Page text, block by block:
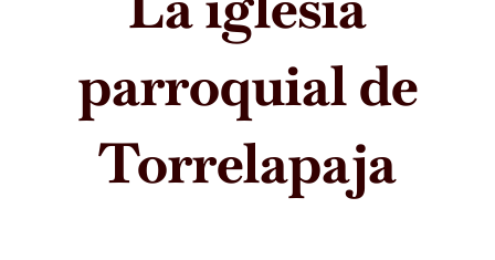
parroquial de
Torrelapaja